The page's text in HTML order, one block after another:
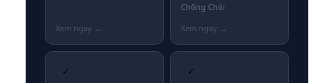
Chống Chói
✓ ✓